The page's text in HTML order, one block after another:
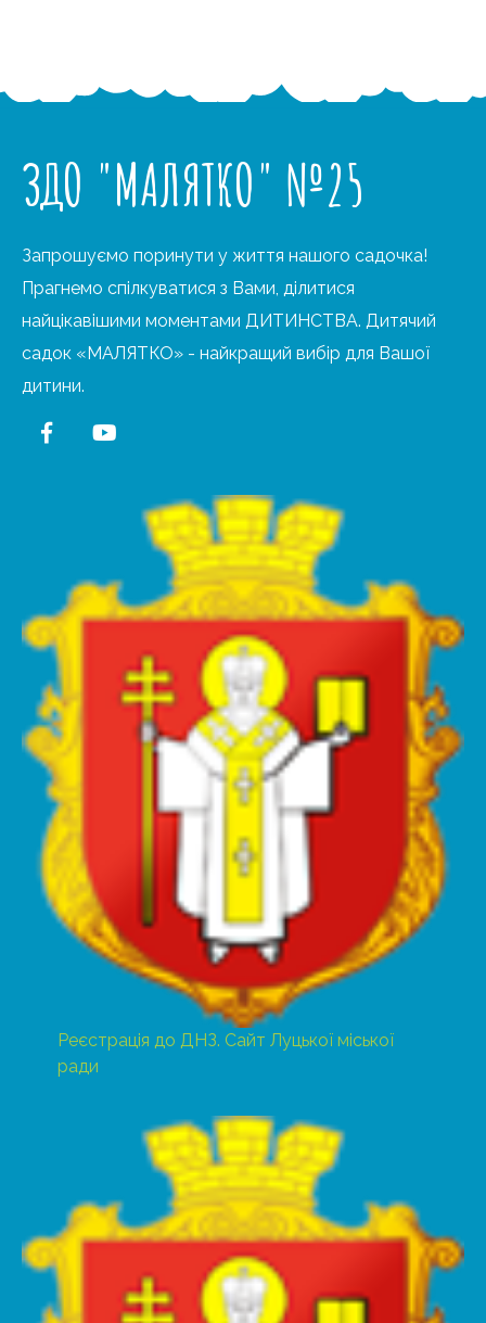
ЗДО "МАЛЯТКО" №25
Запрошуємо поринути у життя нашого садочка!
Прагнемо спілкуватися з Вами, ділитися
найцікавішими моментами ДИТИНСТВА. Дитячий
садок «МАЛЯТКО» - найкращий вибір для Вашої
дитини.
Реєстрація до ДНЗ. Сайт Луцької міської
ради